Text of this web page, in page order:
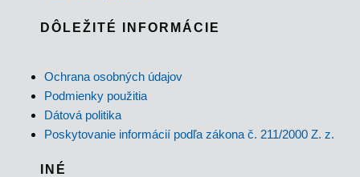
DÔLEŽITÉ INFORMÁCIE
Ochrana osobných údajov
Podmienky použitia
Dátová politika
Poskytovanie informácií podľa zákona č. 211/2000 Z. z.
INÉ